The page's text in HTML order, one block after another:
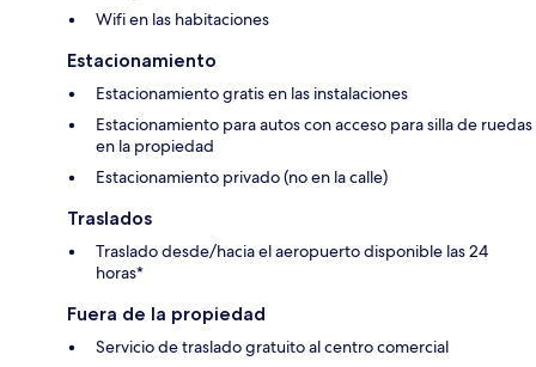
Wifi en las habitaciones
Estacionamiento
Estacionamiento gratis en las instalaciones
Estacionamiento para autos con acceso para silla de ruedas
en la propiedad
Estacionamiento privado (no en la calle)
Traslados
Traslado desde/hacia el aeropuerto disponible las 24
horas*
Fuera de la propiedad
Servicio de traslado gratuito al centro comercial